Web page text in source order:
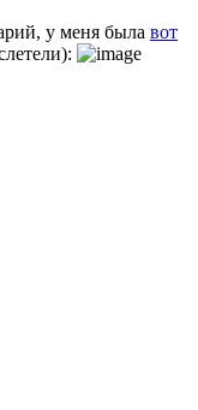
у меня была вот